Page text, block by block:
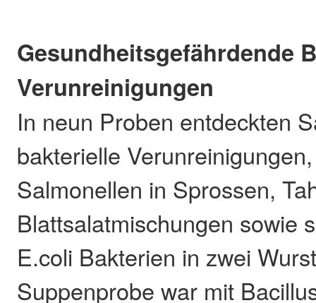
Gesundheitsgefährdende
Verunreinigungen
In neun Proben entdeckten
bakterielle
Salmonellen in Sprossen,
Blattsalatmischungen sowie
E.coli Bakterien in zwei
Suppenprobe war mit